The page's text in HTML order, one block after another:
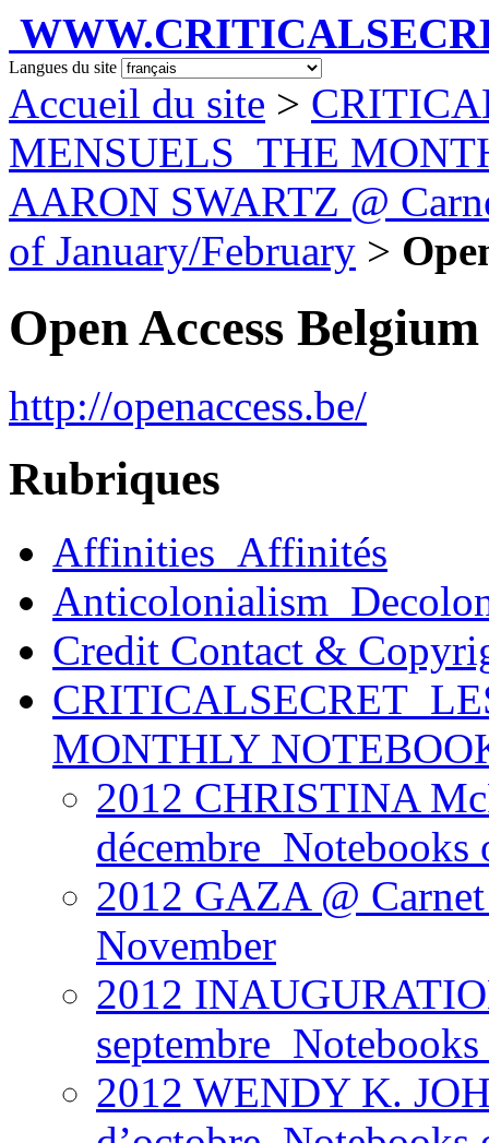
Langues du site
Accueil du site >
MENSUELS_THE
AARON SWARTZ @
of January/February >
Open Access Belgium
http://openaccess.be/
Rubriques
Affinities_Affinités
Credit Contact &
MONTHLY
2012 CHRISTINA
décembre_Notebooks
2012 GAZA @
November
2012
2012 WENDY K.